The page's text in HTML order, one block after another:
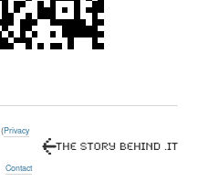
(Privacy
Contact